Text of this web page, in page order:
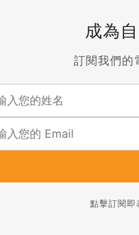
成為
訂閱我們的
點擊訂閱即